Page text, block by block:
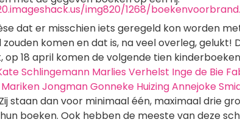
dat er misschien iets geregeld kon worden
komen en dat is, na veel overleg, gelukt!
op 18 april komen de volgende tien
Schlingemann Marlies Verhelst Inge de Bie
Mariken JongmanGonneke HuizingAnnejoke
Zij staan dan voor minimaal één, maximaal drie
boeken. Ook hebben de meeste van deze